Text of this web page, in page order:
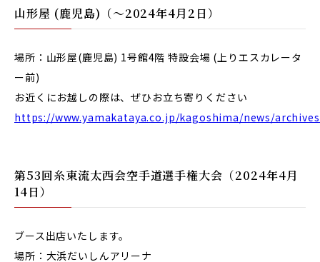
山形屋 (鹿児島) （〜2024年4月2日）
場所：山形屋(鹿児島) 1号館4階 特設会場 (上りエスカレータ
ー前)
お近くにお越しの際は、ぜひお立ち寄りください
https://www.yamakataya.co.jp/kagoshima/news/
第53回糸東流太西会空手道選手権大会 （2024年4月
14日）
ブース出店いたします。
場所：大浜だいしんアリーナ